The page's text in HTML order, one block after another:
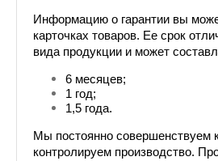
Информацию о гарантии вы
карточках товаров. Ее срок
вида продукции и может
6 месяцев;
1 год;
1,5 года.
Мы постоянно совершенствуем
контролируем производство.